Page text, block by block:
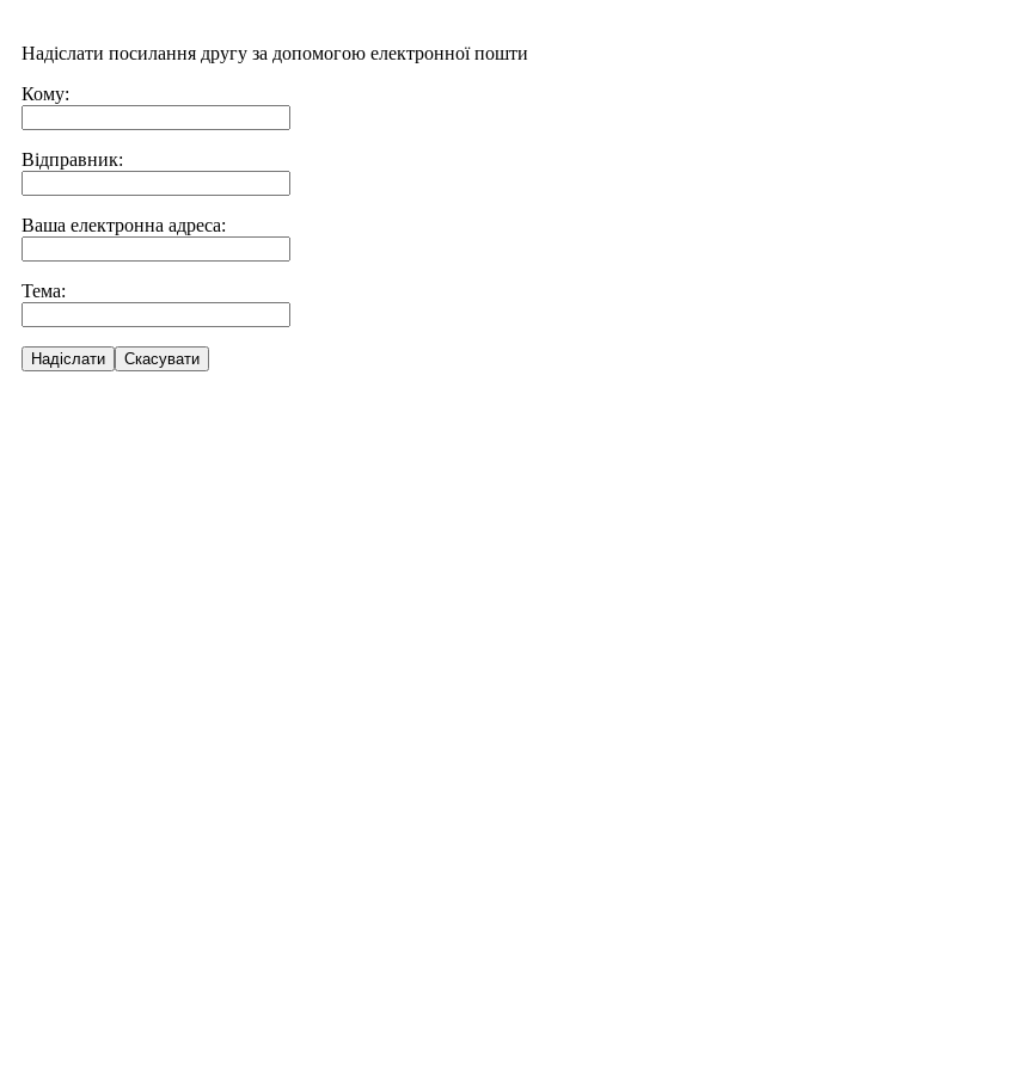
Надіслати посилання другу за допомогою електронної пошти
Кому:
Відправник:
Ваша електронна адреса:
Тема:
Надіслати Скасувати